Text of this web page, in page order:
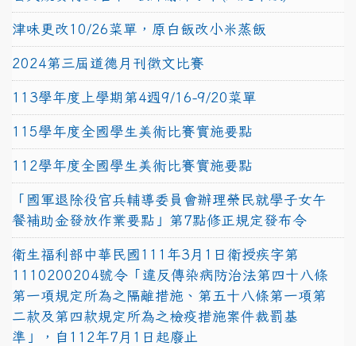
津味更改10/26菜單，原白飯改小米蒸飯
2024第三屆道德月刊徵文比賽
113學年度上學期第4週9/16-9/20菜單
115學年度全國學生美術比賽實施要點
112學年度全國學生美術比賽實施要點
「國軍退除役官兵輔導委員會辦理榮民就學子女午
餐補助金發放作業要點」第7點修正規定發布令
衛生福利部中華民國111年3月1日衛授疾字第
1110200204號令「違反傳染病防治法第四十八條
第一項規定所為之隔離措施、第五十八條第一項第
二款及第四款規定所為之檢疫措施案件裁罰基
準」，自112年7月1日起廢止